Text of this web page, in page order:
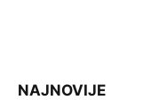
NAJNOVIJE